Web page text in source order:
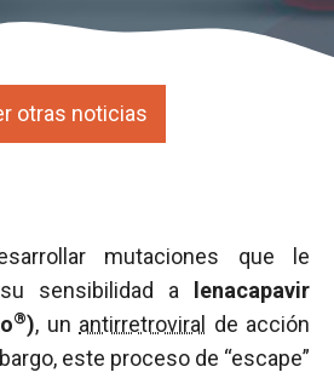
otras noticias
mutaciones que le
sensibilidad a
lenacapavir
®), un antirretroviral
de acción
este proceso de “escape”